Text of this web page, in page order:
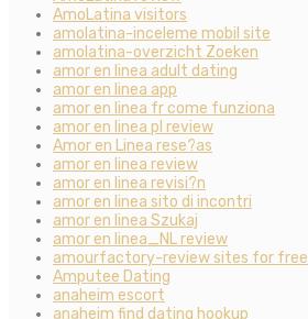
AmoLatina visitors
amolatina-inceleme mobil site
amolatina-overzicht Zoeken
amor en linea adult dating
amor en linea app
amor en linea fr come funziona
amor en linea pl review
Amor en Linea rese?as
amor en linea review
amor en linea revisi?n
amor en linea sito di incontri
amor en linea Szukaj
amor en linea_NL review
amourfactory-review sites for free
Amputee Dating
anaheim escort
anaheim find dating hookup